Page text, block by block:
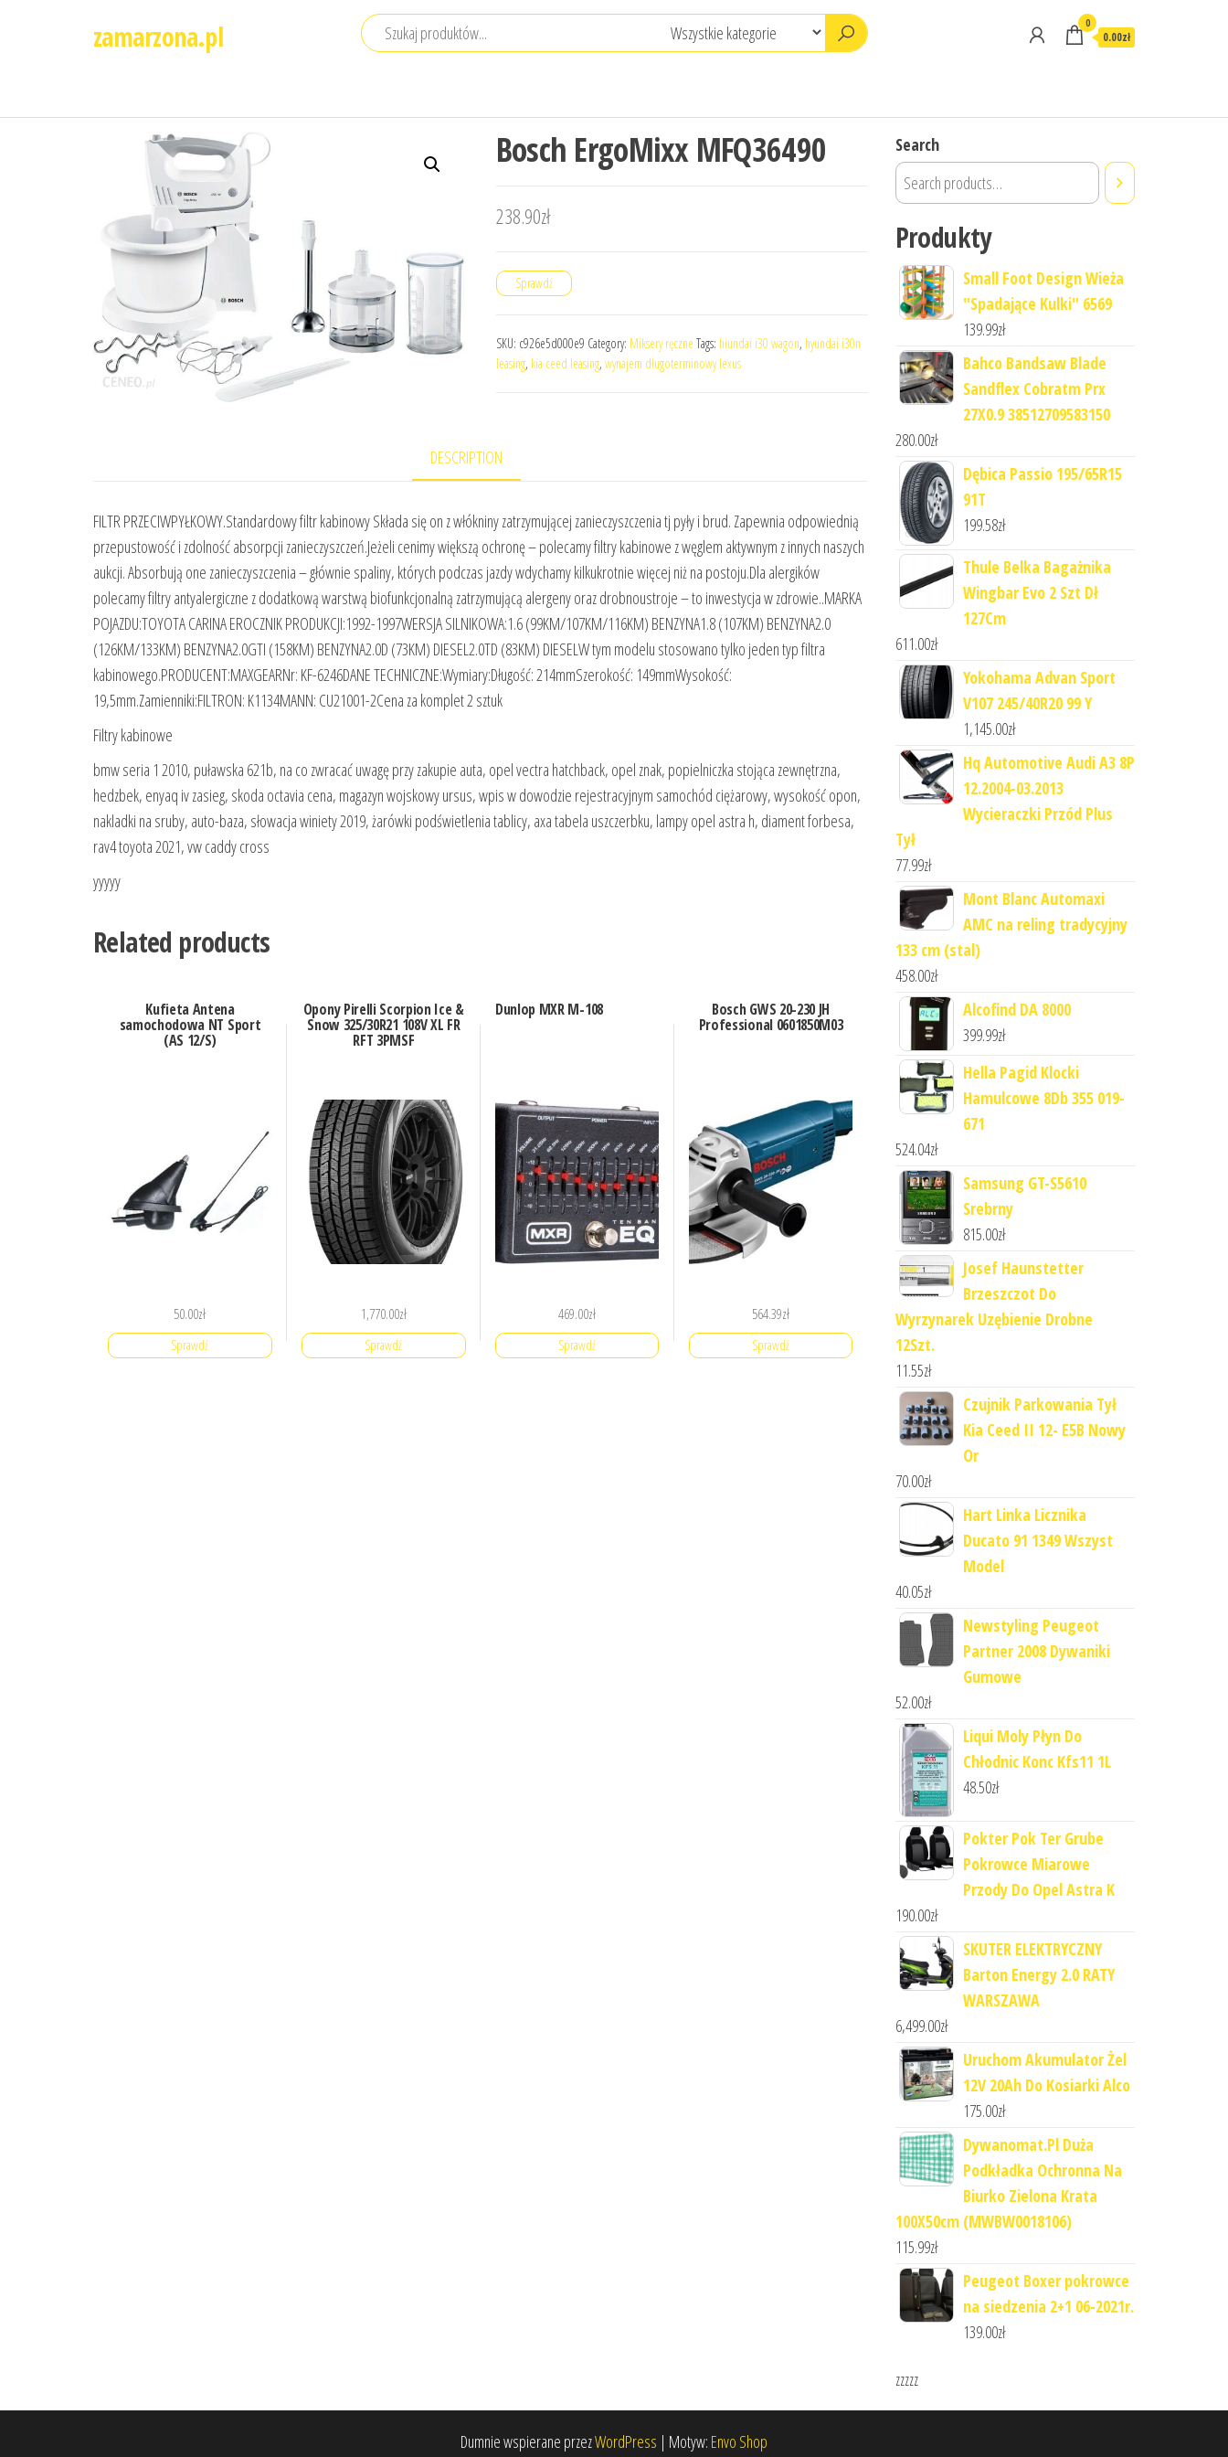
zamarzona.pl 0
0.00zł
Bosch ErgoMixx MFQ36490
238.90zł
Sprawdź
SKU: c926e5d000e9 Category: Miksery ręczne Tags: hiundai i30 wagon, hyundai i30n
leasing, kia ceed leasing, wynajem długoterminowy lexus
DESCRIPTION
FILTR PRZECIWPYŁKOWY.Standardowy filtr kabinowy Składa się on z włókniny zatrzymującej zanieczyszczenia tj pyły i brud. Zapewnia odpowiednią
przepustowość i zdolność absorpcji zanieczyszczeń.Jeżeli cenimy większą ochronę – polecamy filtry kabinowe z węglem aktywnym z innych naszych
aukcji. Absorbują one zanieczyszczenia – głównie spaliny, których podczas jazdy wdychamy kilkukrotnie więcej niż na postoju.Dla alergików
polecamy filtry antyalergiczne z dodatkową warstwą biofunkcjonalną zatrzymującą alergeny oraz drobnoustroje – to inwestycja w zdrowie..MARKA
POJAZDU:TOYOTA CARINA EROCZNIK PRODUKCJI:1992-1997WERSJA SILNIKOWA:1.6 (99KM/107KM/116KM) BENZYNA1.8 (107KM) BENZYNA2.0
(126KM/133KM) BENZYNA2.0GTI (158KM) BENZYNA2.0D (73KM) DIESEL2.0TD (83KM) DIESELW tym modelu stosowano tylko jeden typ filtra
kabinowego.PRODUCENT:MAXGEARNr: KF-6246DANE TECHNICZNE:Wymiary:Długość: 214mmSzerokość: 149mmWysokość:
19,5mm.Zamienniki:FILTRON: K1134MANN: CU21001-2Cena za komplet 2 sztuk
Filtry kabinowe
bmw seria 1 2010, puławska 621b, na co zwracać uwagę przy zakupie auta, opel vectra hatchback, opel znak, popielniczka stojąca zewnętrzna,
hedzbek, enyaq iv zasieg, skoda octavia cena, magazyn wojskowy ursus, wpis w dowodzie rejestracyjnym samochód ciężarowy, wysokość opon,
nakladki na sruby, auto-baza, słowacja winiety 2019, żarówki podświetlenia tablicy, axa tabela uszczerbku, lampy opel astra h, diament forbesa,
rav4 toyota 2021, vw caddy cross
yyyyy
Related products
Kufieta Antena
samochodowa NT Sport
(AS 12/S)
50.00zł
Sprawdź
Opony Pirelli Scorpion Ice &
Snow 325/30R21 108V XL FR
RFT 3PMSF
1,770.00zł
Sprawdź
Dunlop MXR M-108
469.00zł
Sprawdź
Bosch GWS 20-230 JH
Professional 0601850M03
564.39zł
Sprawdź
Search
Produkty
Small Foot Design Wieża
"Spadające Kulki" 6569
139.99zł
Bahco Bandsaw Blade
Sandflex Cobratm Prx
27X0.9 38512709583150
280.00zł
Dębica Passio 195/65R15
91T
199.58zł
Thule Belka Bagażnika
Wingbar Evo 2 Szt Dł
127Cm
611.00zł
Yokohama Advan Sport
V107 245/40R20 99 Y
1,145.00zł
Hq Automotive Audi A3 8P
12.2004-03.2013
Wycieraczki Przód Plus
Tył
77.99zł
Mont Blanc Automaxi
AMC na reling tradycyjny
133 cm (stal)
458.00zł
Alcofind DA 8000
399.99zł
Hella Pagid Klocki
Hamulcowe 8Db 355 019-
671
524.04zł
Samsung GT-S5610
Srebrny
815.00zł
Josef Haunstetter
Brzeszczot Do
Wyrzynarek Uzębienie Drobne
12Szt.
11.55zł
Czujnik Parkowania Tył
Kia Ceed II 12- E5B Nowy
Or
70.00zł
Hart Linka Licznika
Ducato 91 1349 Wszyst
Model
40.05zł
Newstyling Peugeot
Partner 2008 Dywaniki
Gumowe
52.00zł
Liqui Moly Płyn Do
Chłodnic Konc Kfs11 1L
48.50zł
Pokter Pok Ter Grube
Pokrowce Miarowe
Przody Do Opel Astra K
190.00zł
SKUTER ELEKTRYCZNY
Barton Energy 2.0 RATY
WARSZAWA
6,499.00zł
Uruchom Akumulator Żel
12V 20Ah Do Kosiarki Alco
175.00zł
Dywanomat.Pl Duża
Podkładka Ochronna Na
Biurko Zielona Krata
100X50cm (MWBW0018106)
115.99zł
Peugeot Boxer pokrowce
na siedzenia 2+1 06-2021r.
139.00zł
zzzzz
Dumnie wspierane przezWordPress | Motyw: Envo Shop